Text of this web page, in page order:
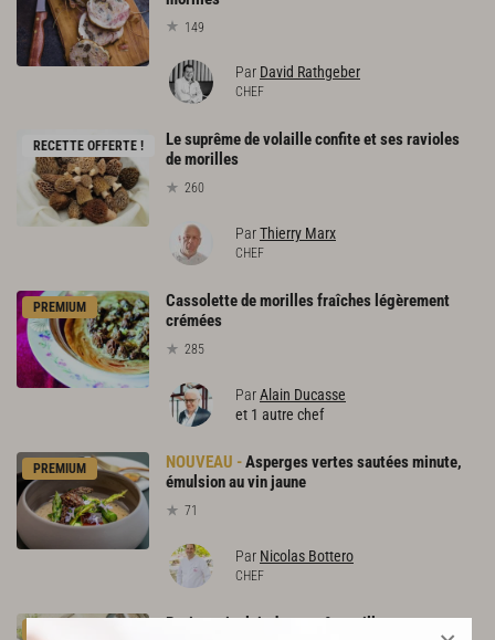
149
Par David Rathgeber
CHEF
RECETTE OFFERTE !
Le suprême de volaille confite et ses ravioles
de morilles
260
ParThierry Marx
CHEF
PREMIUM
Cassolette de morilles fraîches légèrement
crémées
285
ParAlain Ducasse
et 1 autre chef
PREMIUM
Asperges vertes sautées minute,
émulsion au vin jaune
71
Par Nicolas Bottero
CHEF
Petitspois,laitdecoco&morilles